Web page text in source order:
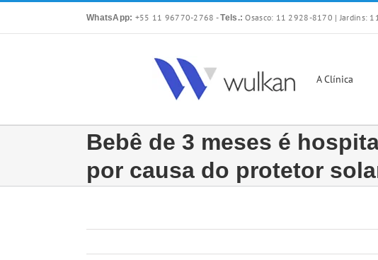
to
WhatsApp: +55 11 96770-2768 -Tels.: Osasco: 11 2928-8170 | Jardins:
A Clínica
Bebê de 3 meses é
por causa do protetor